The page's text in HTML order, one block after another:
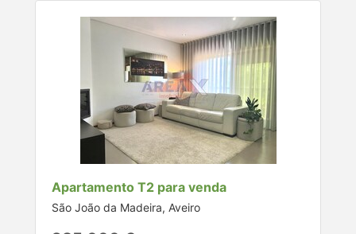
Apartamento T2 para venda
São João da Madeira, Aveiro